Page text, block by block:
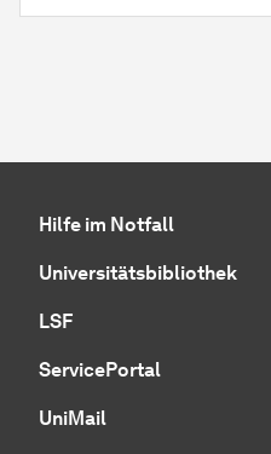
Hilfe im Notfall
Universitätsbibliothek
LSF
ServicePortal
UniMail